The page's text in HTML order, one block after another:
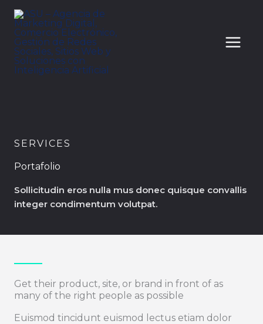
contenido
SERVICES
Portafolio
Sollicitudin eros nulla mus donec quisque convallis
integer condimentum volutpat.
Get their product, site, or brand in front of as
many of the right people as possible
Euismod tincidunt euismod lectus etiam dolor